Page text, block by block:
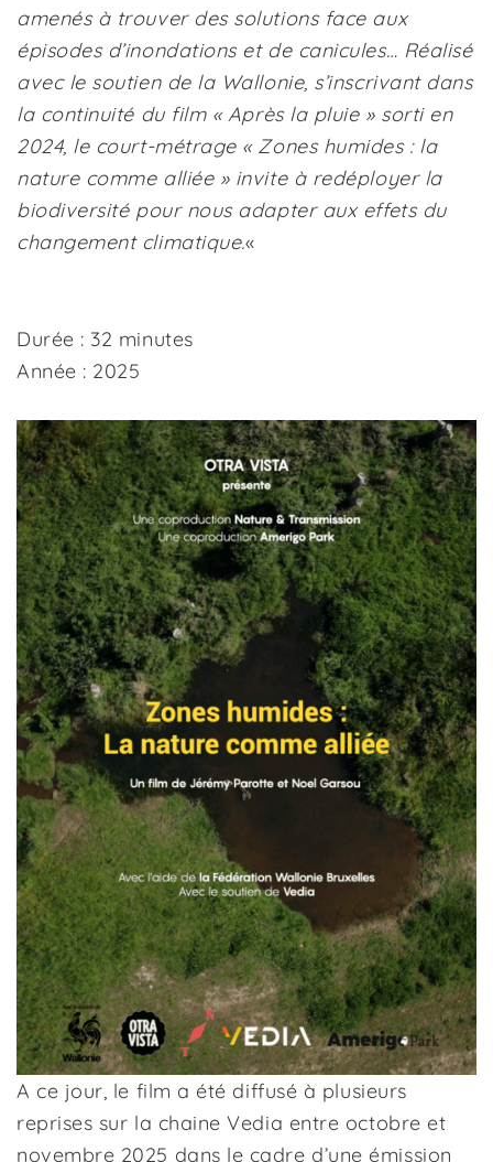
amenés à trouver des solutions face aux
épisodes d’inondations et de canicules… Réalisé
avec le soutien de la Wallonie, s’inscrivant dans
la continuité du film « Après la pluie » sorti en
2024, le court-métrage « Zones humides : la
nature comme alliée » invite à redéployer la
biodiversité pour nous adapter aux effets du
changement climatique.«
Durée : 32 minutes
Année : 2025
A ce jour, le film a été diffusé à plusieurs
reprises sur la chaine Vedia entre octobre et
novembre 2025 dans le cadre d’une émission